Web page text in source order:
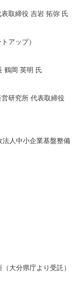
取締役 吉岩 拓弥 氏
アップ）
鶴岡 英明 氏
研究所 代表取締役
人中小企業基盤整備
大分県庁より受託）